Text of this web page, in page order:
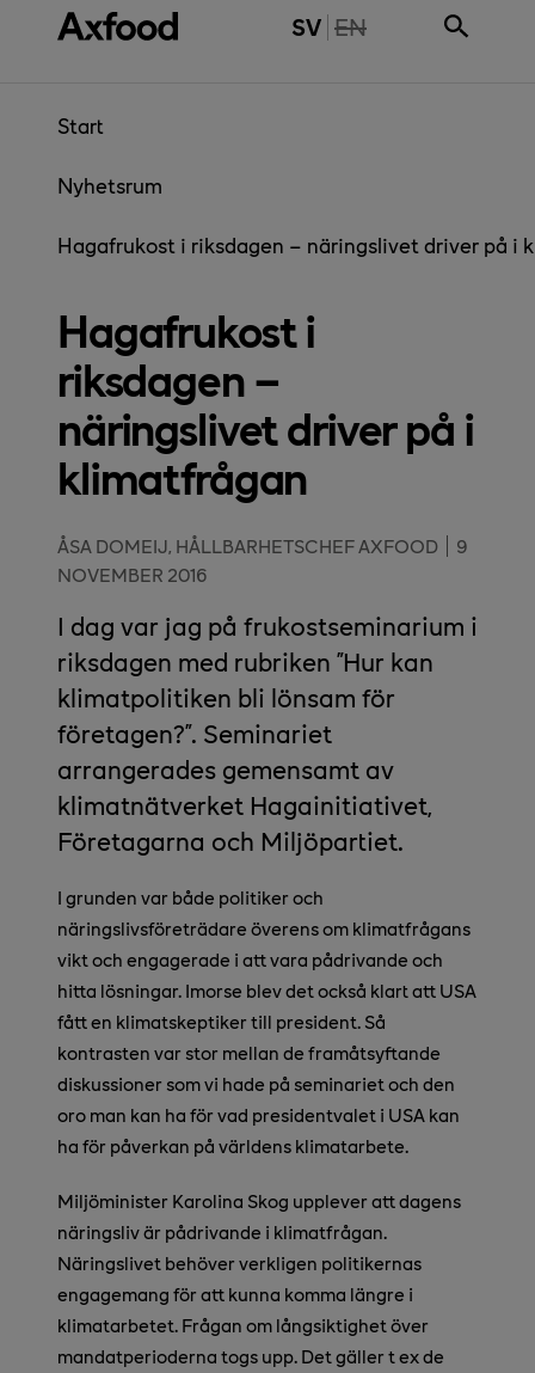
Gå direkt till innehåll SV THE PAGE IS NOT
EN
Start
Nyhetsrum
Hagafrukost i riksdagen – näringslivet driver på i
Hagafrukost i
riksdagen –
näringslivet driver på i
klimatfrågan
ÅSA DOMEIJ, HÅLLBARHETSCHEF AXFOOD
9
NOVEMBER 2016
I dag var jag på frukostseminarium i
riksdagen med rubriken ”Hur kan
klimatpolitiken bli lönsam för
företagen?”. Seminariet
arrangerades gemensamt av
klimatnätverket Hagainitiativet,
Företagarna och Miljöpartiet.
I grunden var både politiker och
näringslivsföreträdare överens om klimatfrågans
vikt och engagerade i att vara pådrivande och
hitta lösningar. Imorse blev det också klart att USA
fått en klimatskeptiker till president. Så
kontrasten var stor mellan de framåtsyftande
diskussioner som vi hade på seminariet och den
oro man kan ha för vad presidentvalet i USA kan
ha för påverkan på världens klimatarbete.
Miljöminister Karolina Skog upplever att dagens
näringsliv är pådrivande i klimatfrågan.
Näringslivet behöver verkligen politikernas
engagemang för att kunna komma längre i
klimatarbetet. Frågan om långsiktighet över
mandatperioderna togs upp. Det gäller t ex de